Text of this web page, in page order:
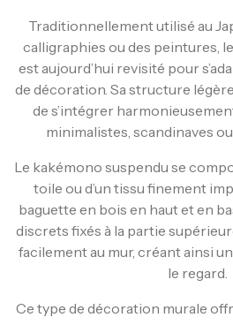
Traditionnellement utilisé au
calligraphies ou des peintures,
est aujourd’hui revisité pour
de décoration. Sa structure
de s’intégrer
minimalistes, scandinaves
Le kakémono suspendu se
toile ou d’un tissu finement
baguette en bois en haut et en
discrets fixés à la partie
facilement au mur, créant ainsi
le regard.
Ce type de décoration murale